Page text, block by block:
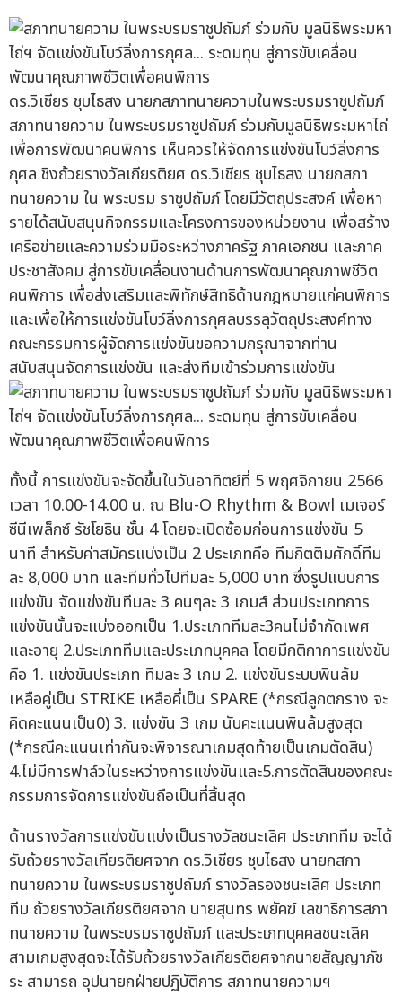
ดร.วิเชียร ชุบไธสง นายกสภาทนายความในพระบรมราชูปถัมภ์
สภาทนายความ ในพระบรมราชูปถัมภ์ ร่วมกับมูลนิธิพระมหาไถ่
เพื่อการพัฒนาคนพิการ เห็นควรให้จัดการแข่งขันโบว์ลิ่งการ
กุศล ชิงถ้วยรางวัลเกียรติยศ ดร.วิเชียร ชุบไธสง นายกสภา
ทนายความ ใน พระบรม ราชูปถัมภ์ โดยมีวัตถุประสงค์ เพื่อหา
รายได้สนับสนุนกิจกรรมและโครงการของหน่วยงาน เพื่อสร้าง
เครือข่ายและความร่วมมือระหว่างภาครัฐ ภาคเอกชน และภาค
ประชาสังคม สู่การขับเคลื่อนงานด้านการพัฒนาคุณภาพชีวิต
คนพิการ เพื่อส่งเสริมและพิทักษ์สิทธิด้านกฎหมายแก่คนพิการ
และเพื่อให้การแข่งขันโบว์ลิ่งการกุศลบรรลุวัตถุประสงค์ทาง
คณะกรรมการผู้จัดการแข่งขันขอความกรุณาจากท่าน
สนับสนุนจัดการแข่งขัน และส่งทีมเข้าร่วมการแข่งขัน
ทั้งนี้ การแข่งขันจะจัดขึ้นในวันอาทิตย์ที่ 5 พฤศจิกายน 2566
เวลา 10.00-14.00 น. ณ Blu-O Rhythm & Bowl เมเจอร์
ซีนีเพล็กซ์ รัชโยธิน ชั้น 4 โดยจะเปิดซ้อมก่อนการแข่งขัน 5
นาที สำหรับค่าสมัครแบ่งเป็น 2 ประเภทคือ ทีมกิตติมศักดิ์ทีม
ละ 8,000 บาท และทีมทั่วไปทีมละ 5,000 บาท ซึ่งรูปแบบการ
แข่งขัน จัดแข่งขันทีมละ 3 คนๆละ 3 เกมส์ ส่วนประเภทการ
แข่งขันนั้นจะแบ่งออกเป็น 1.ประเภททีมละ3คนไม่จำกัดเพศ
และอายุ 2.ประเภททีมและประเภทบุคคล โดยมีกติกาการแข่งขัน
คือ 1. แข่งขันประเภท ทีมละ 3 เกม 2. แข่งขันระบบพินล้ม
เหลือคู่เป็น STRIKE เหลือคี่เป็น SPARE (*กรณีลูกตกราง จะ
คิดคะแนนเป็น0) 3. แข่งขัน 3 เกม นับคะแนนพินล้มสูงสุด
(*กรณีคะแนนเท่ากันจะพิจารณาเกมสุดท้ายเป็นเกมตัดสิน)
4.ไม่มีการฟาล์วในระหว่างการแข่งขันและ5.การตัดสินของคณะ
กรรมการจัดการแข่งขันถือเป็นที่สิ้นสุด
ด้านรางวัลการแข่งขันแบ่งเป็นรางวัลชนะเลิศ ประเภททีม จะได้
รับถ้วยรางวัลเกียรติยศจาก ดร.วิเชียร ชุบไธสง นายกสภา
ทนายความ ในพระบรมราชูปถัมภ์ รางวัลรองชนะเลิศ ประเภท
ทีม ถ้วยรางวัลเกียรติยศจาก นายสุนทร พยัคฆ์ เลขาธิการสภา
ทนายความ ในพระบรมราชูปถัมภ์ และประเภทบุคคลชนะเลิศ
สามเกมสูงสุดจะได้รับถ้วยรางวัลเกียรติยศจากนายสัญญาภัช
ระ สามารถ อุปนายกฝ่ายปฏิบัติการ สภาทนายความฯ